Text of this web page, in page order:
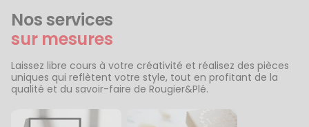
Nos services
sur mesures
Laissez libre cours à votre créativité et réalisez des pièces
uniques qui reflètent votre style, tout en profitant de la
qualité et du savoir-faire de Rougier&Plé.